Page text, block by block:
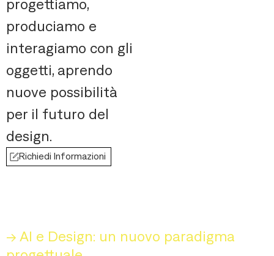
progettiamo,
produciamo e
interagiamo con gli
oggetti, aprendo
nuove possibilità
per il futuro del
design.
Richiedi Informazioni
→ AI e Design: un nuovo paradigma